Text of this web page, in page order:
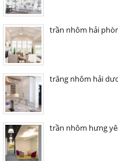
trần nhôm hải
trâng nhôm hải
trần nhôm hưng